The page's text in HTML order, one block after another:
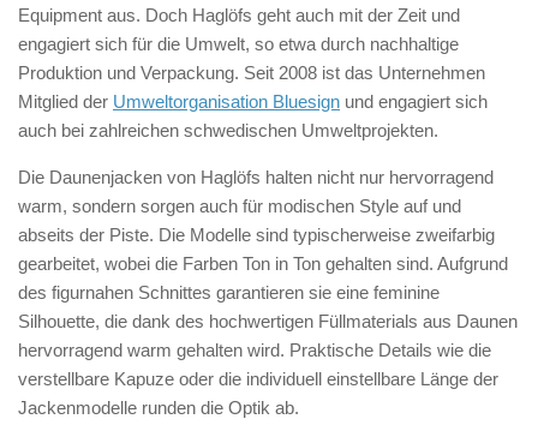
Equipment aus. Doch Haglöfs geht auch mit der Zeit und
engagiert sich für die Umwelt, so etwa durch nachhaltige
Produktion und Verpackung. Seit 2008 ist das Unternehmen
Mitglied der Umweltorganisation Bluesign und engagiert sich
auch bei zahlreichen schwedischen Umweltprojekten.
Die Daunenjacken von Haglöfs halten nicht nur hervorragend
warm, sondern sorgen auch für modischen Style auf und
abseits der Piste. Die Modelle sind typischerweise zweifarbig
gearbeitet, wobei die Farben Ton in Ton gehalten sind. Aufgrund
des figurnahen Schnittes garantieren sie eine feminine
Silhouette, die dank des hochwertigen Füllmaterials aus Daunen
hervorragend warm gehalten wird. Praktische Details wie die
verstellbare Kapuze oder die individuell einstellbare Länge der
Jackenmodelle runden die Optik ab.